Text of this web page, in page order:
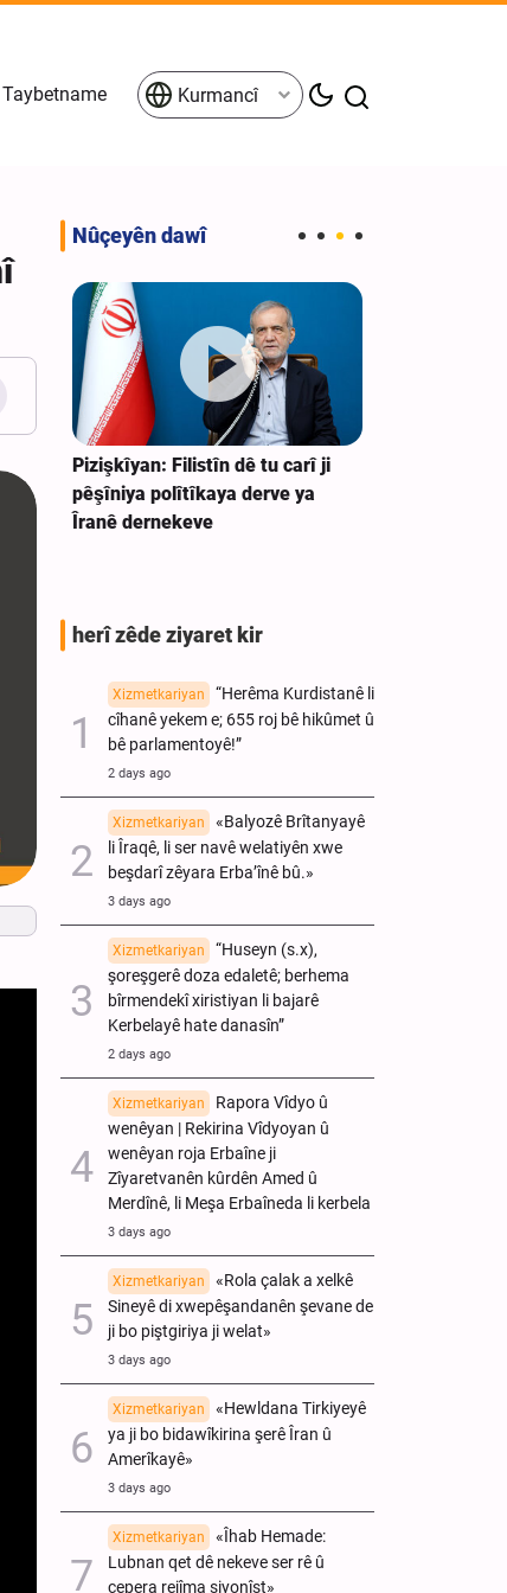
Taybetname Kurmancî
Nûçeyên dawî
Pizişkîyan: Filistîn dê tu carî ji
pêşîniya polîtîkaya derve ya
Îranê dernekeve
herî zêde ziyaret kir
Xizmetkariyan
“Herêma Kurdistanê li
cîhanê yekem e; 655 roj bê hikûmet û
bê parlamentoyê!”
2 days ago
Xizmetkariyan
«Balyozê Brîtanyayê
li Îraqê, li ser navê welatiyên xwe
beşdarî zêyara Erba’înê bû.»
3 days ago
Xizmetkariyan
“Huseyn (s.x),
şoreşgerê doza edaletê; berhema
bîrmendekî xiristiyan li bajarê
Kerbelayê hate danasîn”
2 days ago
Xizmetkariyan
Rapora Vîdyo û
wenêyan | Rekirina Vîdyoyan û
wenêyan roja Erbaîne ji
Zîyaretvanên kûrdên Amed û
Merdînê, li Meşa Erbaîneda li kerbela
3 days ago
Xizmetkariyan
«Rola çalak a xelkê
Sineyê di xwepêşandanên şevane de
ji bo piştgiriya ji welat»
3 days ago
Xizmetkariyan
«Hewldana Tirkiyeyê
ya ji bo bidawîkirina şerê Îran û
Amerîkayê»
3 days ago
Xizmetkariyan
«Îhab Hemade:
Lubnan qet dê nekeve ser rê û
çepera rejîma siyonîst»